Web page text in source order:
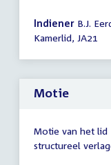
Indiener B.J.
Kamerlid, JA21
Motie
Motie van het lid
structureel